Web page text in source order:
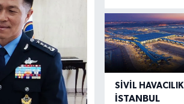
SIVIL HAVACILIK
İSTANBUL